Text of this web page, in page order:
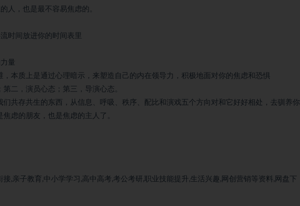
人，也是最不容易焦虑的。
时间放进你的时间表里
量
，本质上是通过心理暗示，来塑造自己的内在领导力，积极地面对你的焦虑和恐惧
第二，演员心态；第三，导演心态。
们共存共生的东西，从信息、呼吸、秩序、配比和演戏五个方向对和它好好相处，去驯养你
虑的朋友，也是焦虑的主人了。
接,亲子教育,中小学学习,高中高考,考公考研,职业技能提升,生活兴趣,网创营销等资料,网盘下